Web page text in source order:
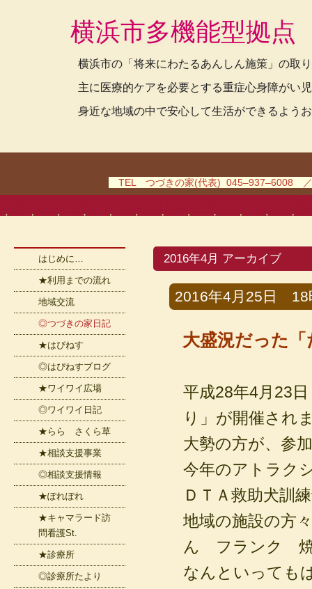
横浜市多機能型拠
横浜市の「将来にわたるあんしん施策」の取
主に医療的ケアを必要とする重症心身障がい
身近な地域の中で安心して生活ができるよう
TEL つづきの家(代表) 045–937–6008
2016年4月 アーカイブ
2016年4月25日 18
大盛況だった
平成28年4月23
り」が開催され
大勢の方が、参
今年のアトラク
ＤＴＡ救助犬訓
地域の施設の方
ん フランク
なんといっても
はじめに…
★利用までの流れ
地域交流
◎つづきの家日記
★はぴねす
◎はぴねすブログ
★ワイワイ広場
◎ワイワイ日記
★らら さくら草
★相談支援事業
◎相談支援情報
★ぽれぽれ
★キャマラード訪
問看護St.
★診療所
◎診療所たより